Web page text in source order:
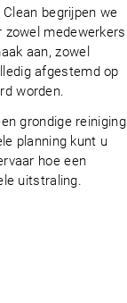
begrijpen we
zowel medewerkers
aan, zowel
afgestemd op
worden.
grondige reiniging
planning kunt u
hoe een
uitstraling.